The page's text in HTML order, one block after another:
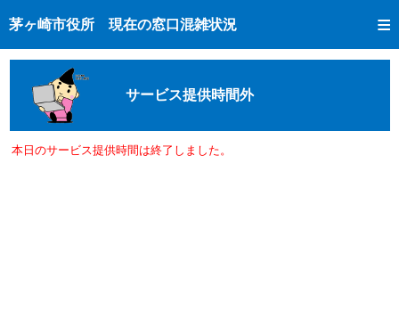
茅ヶ崎市役所 現在の窓口混雑状況
トップページへ
ご利用方法
現在の窓口混雑状況
混雑予想カレンダー
窓口受付状況
サービス提供時間外
本日のサービス提供時間は終了しました。